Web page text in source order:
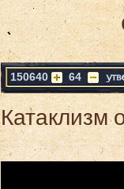
150640 64
Катаклизм